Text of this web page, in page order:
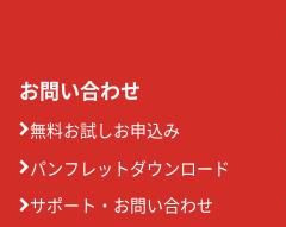
お問い合わせ
無料お試しお申込み
パンフレットダウンロード
サポート・お問い合わせ